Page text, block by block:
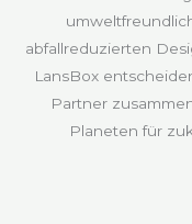
abfallreduzierten
LansBox
Partner
Planeten für